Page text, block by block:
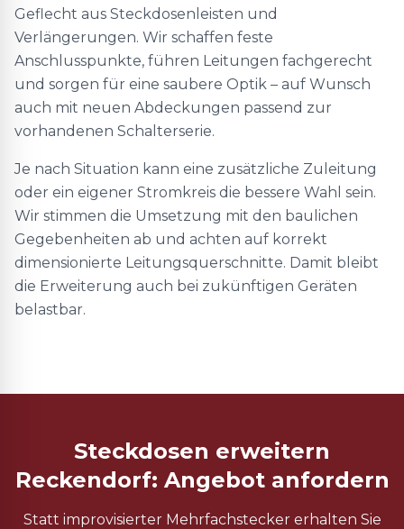
Geflecht aus Steckdosenleisten und
Verlängerungen. Wir schaffen feste
Anschlusspunkte, führen Leitungen fachgerecht
und sorgen für eine saubere Optik – auf Wunsch
auch mit neuen Abdeckungen passend zur
vorhandenen Schalterserie.
Je nach Situation kann eine zusätzliche Zuleitung
oder ein eigener Stromkreis die bessere Wahl sein.
Wir stimmen die Umsetzung mit den baulichen
Gegebenheiten ab und achten auf korrekt
dimensionierte Leitungsquerschnitte. Damit bleibt
die Erweiterung auch bei zukünftigen Geräten
belastbar.
Steckdosen erweitern
Reckendorf: Angebot anfordern
Statt improvisierter Mehrfachstecker erhalten Sie